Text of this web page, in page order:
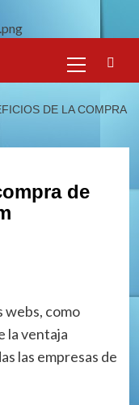
primario
DE LA COMPRA
de
webs, como
la ventaja
las empresas de